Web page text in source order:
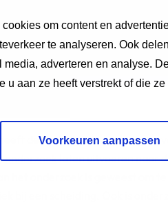
om content en
te analyseren. Ook
media, adverteren en analyse.
u aan ze heeft verstrekt of die
Voorkeuren aanpassen
de Nederlandse vereniging
onderzoeklaten uitvoeren naar
het onderzoek is geweest om te
bij een scheiding. Ook is